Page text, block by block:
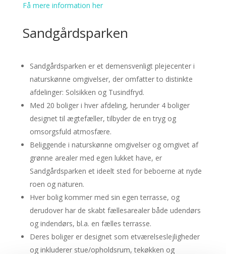
Få mere information her
Sandgårdsparken
Sandgårdsparken er et demensvenligt plejecenter i
naturskønne omgivelser, der omfatter to distinkte
afdelinger: Solsikken og Tusindfryd.
Med 20 boliger i hver afdeling, herunder 4 boliger
designet til ægtefæller, tilbyder de en tryg og
omsorgsfuld atmosfære.
Beliggende i naturskønne omgivelser og omgivet af
grønne arealer med egen lukket have, er
Sandgårdsparken et ideelt sted for beboerne at nyde
roen og naturen.
Hver bolig kommer med sin egen terrasse, og
derudover har de skabt fællesarealer både udendørs
og indendørs, bl.a. en fælles terrasse.
Deres boliger er designet som etværelseslejligheder
og inkluderer stue/opholdsrum, tekøkken og